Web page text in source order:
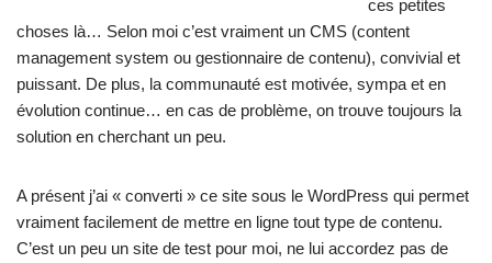
ces petites
choses là… Selon moi c’est vraiment un CMS (content
management system ou gestionnaire de contenu), convivial et
puissant. De plus, la communauté est motivée, sympa et en
évolution continue… en cas de problème, on trouve toujours la
solution en cherchant un peu.
A présent j’ai « converti » ce site sous le WordPress qui permet
vraiment facilement de mettre en ligne tout type de contenu.
C’est un peu un site de test pour moi, ne lui accordez pas de